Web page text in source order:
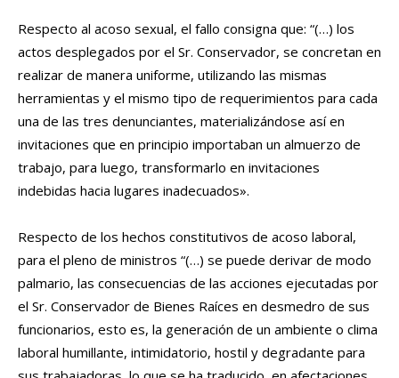
Respecto al acoso sexual, el fallo consigna que: “(…) los
actos desplegados por el Sr. Conservador, se concretan en
realizar de manera uniforme, utilizando las mismas
herramientas y el mismo tipo de requerimientos para cada
una de las tres denunciantes, materializándose así en
invitaciones que en principio importaban un almuerzo de
trabajo, para luego, transformarlo en invitaciones
indebidas hacia lugares inadecuados».
Respecto de los hechos constitutivos de acoso laboral,
para el pleno de ministros “(…) se puede derivar de modo
palmario, las consecuencias de las acciones ejecutadas por
el Sr. Conservador de Bienes Raíces en desmedro de sus
funcionarios, esto es, la generación de un ambiente o clima
laboral humillante, intimidatorio, hostil y degradante para